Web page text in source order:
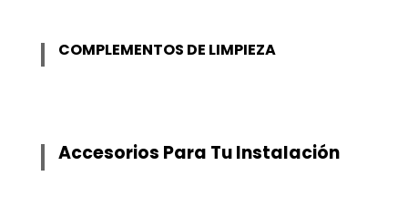
COMPLEMENTOS DE LIMPIEZA
Accesorios Para Tu Instalación